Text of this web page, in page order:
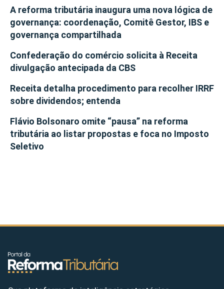
A reforma tributária inaugura uma nova lógica de
governança: coordenação, Comitê Gestor, IBS e
governança compartilhada
Confederação do comércio solicita à Receita
divulgação antecipada da CBS
Receita detalha procedimento para recolher IRRF
sobre dividendos; entenda
Flávio Bolsonaro omite “pausa” na reforma
tributária ao listar propostas e foca no Imposto
Seletivo